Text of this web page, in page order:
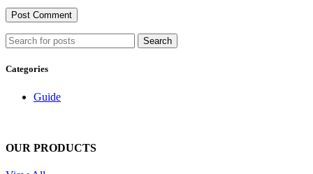
Search
Categories
Guide
OUR PRODUCTS